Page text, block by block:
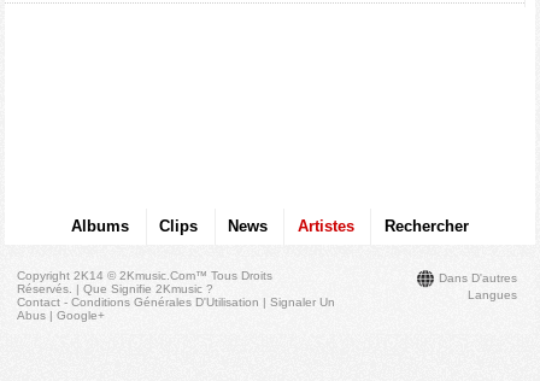
Albums Clips News Artistes Rechercher
Dans D'autres
Langues
Copyright 2K14 © 2Kmusic.com™Tous Droits
Réservés . |Que Signifie 2Kmusic ?
Contact - Conditions Générales D'Utilisation |Signaler Un
Abus |Google+